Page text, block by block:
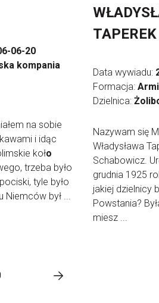
06-20
kompania
na sobie
i idąc
koło
trzeba było
tyle było
Niemców był ...
Data wywiadu:
Formacja:
Dzielnica:
Nazywam się
Władysława
Schabowicz.
grudnia 1925
jakiej dzielnicy
Powstania?
miesz ...